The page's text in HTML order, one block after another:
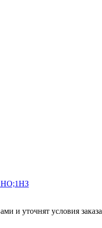
и уточнят условия заказа